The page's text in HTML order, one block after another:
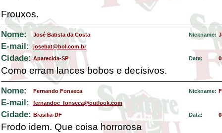
Frouxos.
Nome: José Batista da Costa Nickname:
E-mail: josebat@bol.com.br
Cidade: Aparecida-SP Data:
Como erram lances bobos e decisivos.
Nome: Fernando Fonseca Nickname:
E-mail: fernandoc_fonseca@outlook.com
Cidade: Brasilia-DF Data:
Frodo idem. Que coisa horrorosa